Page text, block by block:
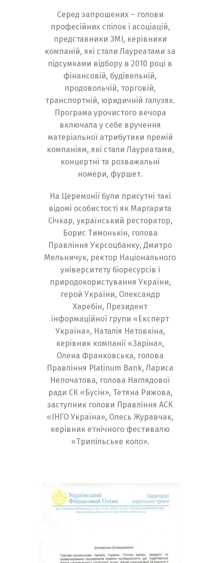
Серед запрошених – голови
професійних спілок і асоціацій,
представники ЗМІ, керівники
компаній, які стали Лауреатами за
підсумками відбору в 2010 році в
фінансовій, будівельній,
продовольчій, торговій,
транспортній, юридичній галузях.
Програма урочистого вечора
включала у себе вручення
матеріальної атрибутики премій
компаніям, які стали Лауреатами,
концертні та розважальні
номери, фуршет.
На Церемонії були присутні такі
відомі особистості як Маргарита
Січкар, український ресторатор,
Борис Тимонькін, голова
Правління Укрсоцбанку, Дмитро
Мельничук, ректор Національного
університету біоресурсів і
природокористування України,
герой України, Олександр
Харебін, Президент
інформаційної групи «Експерт
Україна», Наталія Нетовкіна,
керівник компанії «Заріна»,
Олена Франковська, голова
Правління Platinum Bank, Лариса
Непочатова, голова Наглядової
ради СК «Бусін», Тетяна Рижова,
заступник голови Правління АСК
«ІНГО Україна», Олесь Журавчак,
керівник етнічного фестивалю
«Трипільське коло».
Switch The Language
English Українська